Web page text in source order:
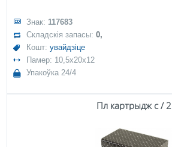
Знак: 117683
Складскія запасы:0,
Кошт:увайдзіце
Памер: 10,5x20x12
Упакоўка 24/4
Пл картрыдж с / 2